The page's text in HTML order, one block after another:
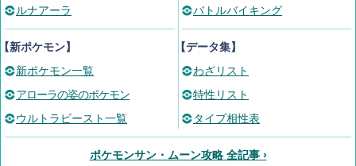
ルナアーラ
新ポケモン】
新ポケモン一覧
アローラの姿のポケモン
ウルトラビースト一覧
バトルバイキング
【データ集】
わざリスト
特性リスト
タイプ相性表
ポケモンサン・ムーン攻略 全記事 ›